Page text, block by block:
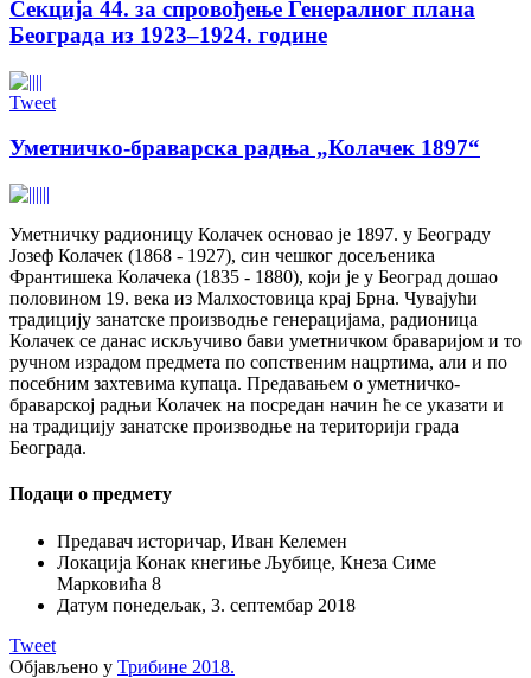
Секција 44. за спровођење Генералног плана
Београда из 1923–1924. године
Tweet
Уметничко-браварска радња „Колачек 1897“
Уметничку радионицу Колачек основао је 1897. у Београду
Јозеф Колачек (1868 - 1927), син чешког досељеника
Франтишека Колачека (1835 - 1880), који је у Београд дошао
половином 19. века из Малхостовица крај Брна. Чувајући
традицију занатске производње генерацијама, радионица
Колачек се данас искључиво бави уметничком браваријом и то
ручном израдом предмета по сопственим нацртима, али и по
посебним захтевима купаца. Предавањем о уметничко-
браварској радњи Колачек на посредан начин ће се указати и
на традицију занатске производње на територији града
Београда.
Подаци о предмету
Предавач историчар, Иван Келемен
Локација Конак кнегиње Љубице, Кнеза Симе
Марковића 8
Датум понедељак, 3. септембар 2018
Tweet
Објављено у Трибине 2018.